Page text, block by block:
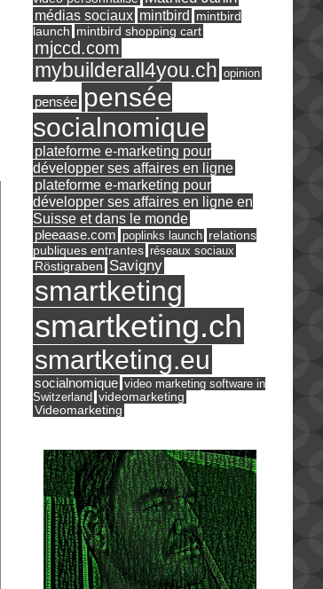
médias sociaux mintbird
mintbird
launch mintbird shopping cart
mjccd.com
mybuilderall4you.ch opinion
pensée pensée
socialnomique
plateforme e-marketing pour
développer ses affaires en ligne
plateforme e-marketing pour
développer ses affaires en ligne en
Suisse et dans le monde
pleeaase.com poplinks launch relations
publiques entrantes réseaux sociaux
Röstigraben Savigny
smartketing
smartketing.ch
smartketing.eu
socialnomique video marketing software in
Switzerland videomarketing
Videomarketing